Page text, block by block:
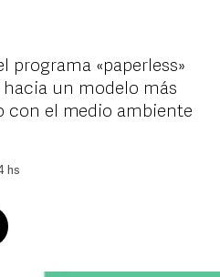
programa «paperless»
un modelo más
con el medio ambiente
hs